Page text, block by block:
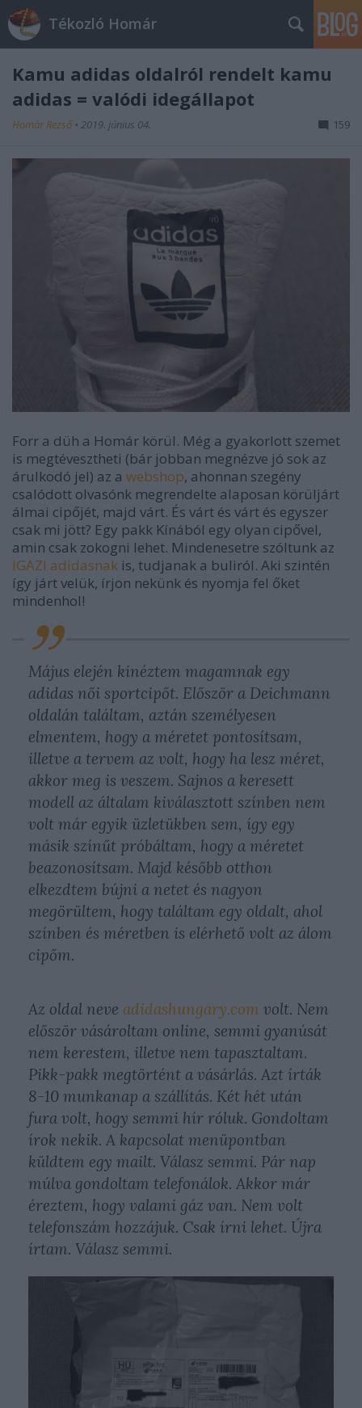
Tékozló Homár
Kamu adidas oldalról rendelt kamu
adidas = valódi idegállapot
Homár Rezső • 2019. június 04. 159
Forr a düh a Homár körül. Még a gyakorlott szemet
is megtévesztheti (bár jobban megnézve jó sok az
árulkodó jel) az a webshop, ahonnan szegény
csalódott olvasónk megrendelte alaposan körüljárt
álmai cipőjét, majd várt. És várt és várt és egyszer
csak mi jött? Egy pakk Kínából egy olyan cipővel,
amin csak zokogni lehet. Mindenesetre szóltunk az
IGAZI adidasnak is, tudjanak a buliról. Aki szintén
így járt velük, írjon nekünk és nyomja fel őket
mindenhol!
Május elején kinéztem magamnak egy
adidas női sportcipőt. Először a Deichmann
oldalán találtam, aztán személyesen
elmentem, hogy a méretet pontosítsam,
illetve a tervem az volt, hogy ha lesz méret,
akkor meg is veszem. Sajnos a keresett
modell az általam kiválasztott színben nem
volt már egyik üzletükben sem, így egy
másik színűt próbáltam, hogy a méretet
beazonosítsam. Majd később otthon
elkezdtem bújni a netet és nagyon
megörültem, hogy találtam egy oldalt, ahol
színben és méretben is elérhető volt az álom
cipőm.
Az oldal neve adidashungary.com volt. Nem
először vásároltam online, semmi gyanúsát
nem kerestem, illetve nem tapasztaltam.
Pikk-pakk megtörtént a vásárlás. Azt írták
8-10 munkanap a szállítás. Két hét után
fura volt, hogy semmi hír róluk. Gondoltam
írok nekik. A kapcsolat menüpontban
küldtem egy mailt. Válasz semmi. Pár nap
múlva gondoltam telefonálok. Akkor már
éreztem, hogy valami gáz van. Nem volt
telefonszám hozzájuk. Csak írni lehet. Újra
írtam. Válasz semmi.